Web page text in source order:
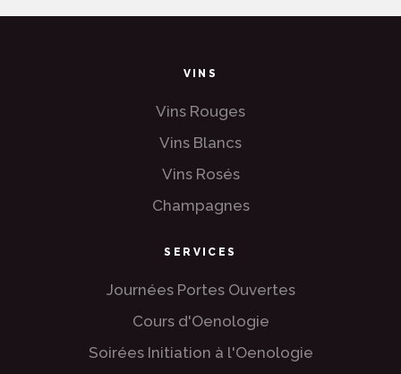
VINS
Vins Rouges
Vins Blancs
Vins Rosés
Champagnes
SERVICES
Journées Portes Ouvertes
Cours d'Oenologie
Soirées Initiation à l'Oenologie